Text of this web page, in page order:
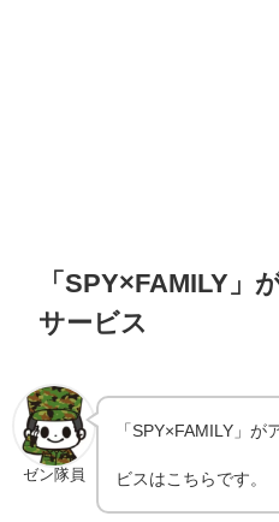
「SPY×FAMILY」
サービス
ゼン隊員
「SPY×FAMILY」
ビスはこちらです。